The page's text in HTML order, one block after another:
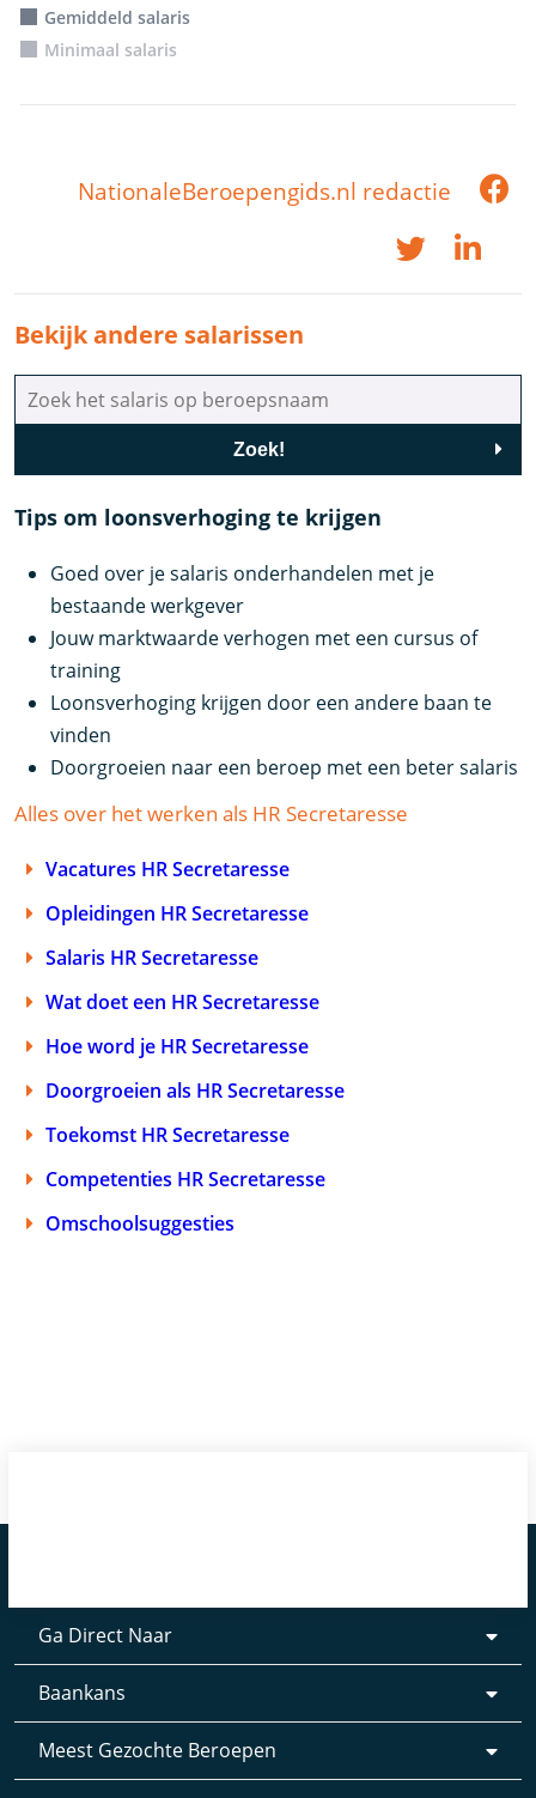
Gemiddeld salaris
Minimaal salaris
NationaleBeroepengids.nl redactie
Bekijk andere salarissen
Zoek!
Tips om loonsverhoging te krijgen
Goed over je salaris onderhandelen met je
bestaande werkgever
Jouw marktwaarde verhogen met een cursus of
training
Loonsverhoging krijgen door een andere baan te
vinden
Doorgroeien naar een beroep met een beter salaris
Alles over het werken als HR Secretaresse
Vacatures HR Secretaresse
Opleidingen HR Secretaresse
Salaris HR Secretaresse
Wat doet een HR Secretaresse
Hoe word je HR Secretaresse
Doorgroeien als HR Secretaresse
Toekomst HR Secretaresse
Competenties HR Secretaresse
Omschoolsuggesties
Ga Direct Naar
Baankans
Meest Gezochte Beroepen